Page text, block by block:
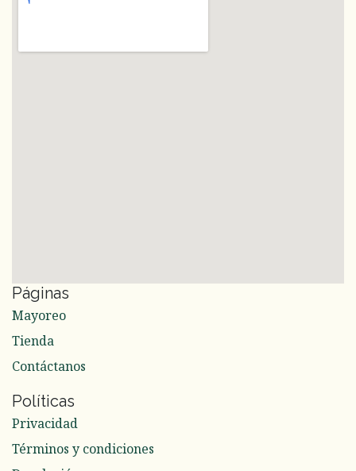
Páginas
Mayoreo
Tienda
Contáctanos
Políticas
Privacidad
Términos y condiciones